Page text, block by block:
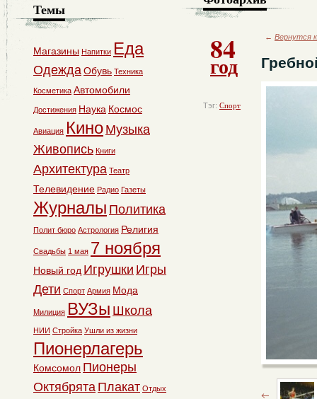
84
год
Тэг: Спорт
← Вернутся
Темы
Магазины Напитки Еда
ОдеждаОбувь Техника
Косметика Автомобили
Достижения Наука Космос
Авиация Кино Музыка
Живопись Книги
Архитектура Театр
Телевидение Радио Газеты
Журналы Политика
Полит бюро Астрология Религия
Свадьбы 1 мая 7 ноября
Новый год Игрушки Игры
Дети Спорт Армия Мода
Милиция ВУЗы Школа
НИИ Стройка Ушли из жизни
Пионерлагерь
Комсомол Пионеры
Октябрята Плакат Отдых